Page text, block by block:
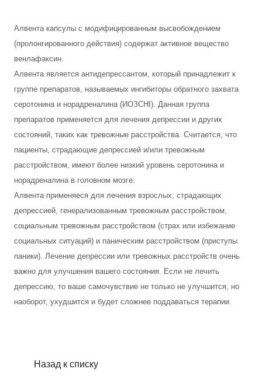
Алвента капсулы с модифицированным высвобождением
(пролонгированного действия) содержат активное вещество
венлафаксин.
Алвента является антидепрессантом, который принадлежит к
группе препаратов, называемых ингибиторы обратного захвата
серотонина и норадреналина (ИОЗСНI). Данная группа
препаратов применяется для лечения депрессии и других
состояний, таких как тревожные расстройства. Считается, что
пациенты, страдающие депрессией и/или тревожным
расстройством, имеют более низкий уровень серотонина и
норадреналина в головном мозге.
Алвента применяеся для лечения взрослых, страдающих
депрессией, генерализованным тревожным расстройством,
социальным тревожным расстройством (страх или избежание
социальных ситуаций) и паническим расстройством (приступы
паники). Лечение депрессии или тревожных расстройств очень
важно для улучшения вашего состояния. Если не лечить
депрессию, то ваше самочувствие не только не улучшится, но
наоборот, ухудшится и будет сложнее поддаваться терапии.
Назад к списку